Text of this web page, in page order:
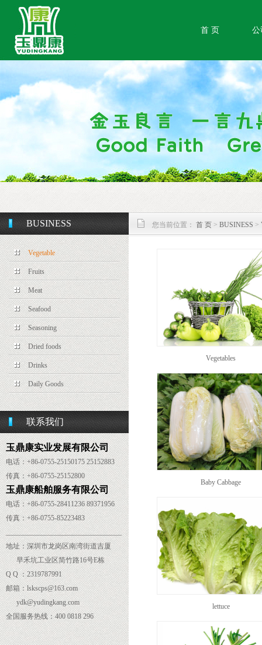
首 页 公
BUSINESS
Vegetable
Fruits
Meat
Seafood
Seasoning
Dried foods
Drinks
Daily Goods
联系我们
玉鼎康实业发展有限公司
电话：+86-0755-25150175 25152883
传真： +86-0755-25152800
玉鼎康船舶服务有限公司
电话：+86-0755-28411236 89371956
传真：+86-0755-85223483
______
___________________________
地址：深圳市龙岗区南湾街道吉厦
早禾坑工业区简竹路16号E栋
Q Q ：2319787991
邮箱：lskscps@163.com
ydk@yudingkang.com
全国服务热线：400 0818 296
您当前位置： 首 页 > BUSINESS >
Vegetables
Baby Cabbage
lettuce